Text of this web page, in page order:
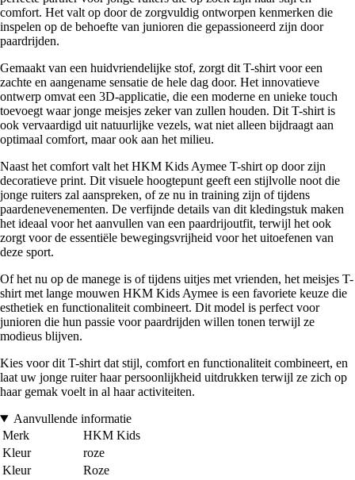
comfort. Het valt op door de zorgvuldig ontworpen kenmerken die
inspelen op de behoefte van junioren die gepassioneerd zijn door
paardrijden.
Gemaakt van een huidvriendelijke stof, zorgt dit T-shirt voor een
zachte en aangename sensatie de hele dag door. Het innovatieve
ontwerp omvat een 3D-applicatie, die een moderne en unieke touch
toevoegt waar jonge meisjes zeker van zullen houden. Dit T-shirt is
ook vervaardigd uit natuurlijke vezels, wat niet alleen bijdraagt aan
optimaal comfort, maar ook aan het milieu.
Naast het comfort valt het HKM Kids Aymee T-shirt op door zijn
decoratieve print. Dit visuele hoogtepunt geeft een stijlvolle noot die
jonge ruiters zal aanspreken, of ze nu in training zijn of tijdens
paardenevenementen. De verfijnde details van dit kledingstuk maken
het ideaal voor het aanvullen van een paardrijoutfit, terwijl het ook
zorgt voor de essentiële bewegingsvrijheid voor het uitoefenen van
deze sport.
Of het nu op de manege is of tijdens uitjes met vrienden, het meisjes T-
shirt met lange mouwen HKM Kids Aymee is een favoriete keuze die
esthetiek en functionaliteit combineert. Dit model is perfect voor
junioren die hun passie voor paardrijden willen tonen terwijl ze
modieus blijven.
Kies voor dit T-shirt dat stijl, comfort en functionaliteit combineert, en
laat uw jonge ruiter haar persoonlijkheid uitdrukken terwijl ze zich op
haar gemak voelt in al haar activiteiten.
Aanvullende informatie
Merk
HKM Kids
Kleur
roze
Kleur
Roze